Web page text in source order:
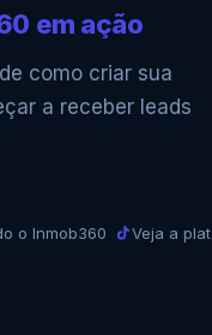
em ação
como criar sua
a receber leads
o Inmob360 Veja a